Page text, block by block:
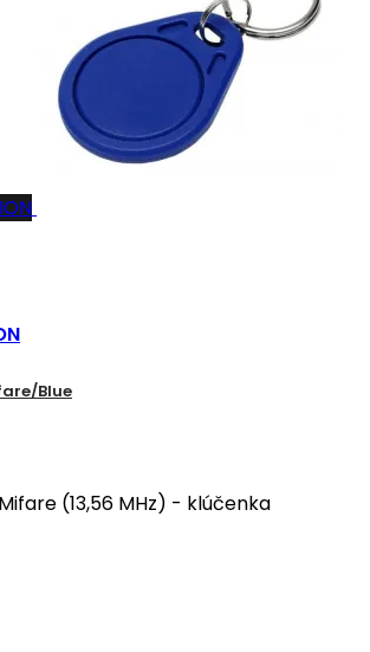
Blue
(13,56 MHz) - klúčenka